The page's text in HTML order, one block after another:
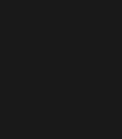
ventana)
ventana)